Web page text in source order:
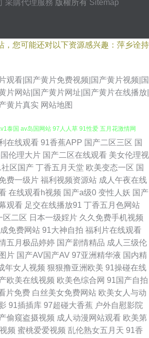
采購代理服務 版權所有 Sitemap
，您可能还对以下资源感兴趣：萍乡诠持
观看|国产黄片免费视频|国产黄片视频|国
片网站|国产黄片网址|国产黄片在线播放|
黄片真实 网站地图
费下载 国产精品夜夜 午夜电影你懂的 国产精品第
泰国 av岛国网站 97人人草 91性爱 五月花激情网
站 五月天色人妻 51AV导航 日本人妻三级 91狼人
年网 天堂网wwwaa 国产久草香蕉 操逼问址 三级
满少妇 麻豆视频在线播放 在线老性爱乱 91在线视
高清免费网站 天堂AV导航 久草国产原创 亚洲福利
影院 三级伦理特片 wwwAV串色 伊人操久久 黄色
抠逼 日韩一级棒 AU大片免费看 久久国产日韩
在线观看 91香蕉APP 国产二区三区 国
伦理大片 国产二区在线观看 美女伦理视
社区国产 丁香五月天堂 欧美变态一区 国
费一级片 福利视频资源站 成人午夜在线
在线观看h视频 国产a级0 变性人妖 国产
观看 足交在线播放91 丁香五月色网站
区二区 日本一级婬片 久久免费手机视频
免费网站 91大神自拍 福利片在线观看
五月极品婷婷 国产剧情精品 成人三级伦
片 国产AV国产AV 97亚洲精华液 国内精
年女人视频 狠狠撸亚洲欧美 91操碰在线
欧美在线视频 欧美色综合网 91国产自拍
片免费 白丝美女免费网站 欧美女人与动
91插插库 97超碰大香蕉 户外自慰影院
偷窥盗摄视频 成人动漫网站观看 欧美第
频 蜜桃爱爱视频 乱伦熟女五月天 91香